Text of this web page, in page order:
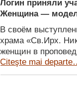
Логин приняли
Женщина —
В своём
храма «Св.Ирх.
женщин в
Citeşte mai